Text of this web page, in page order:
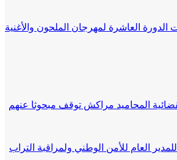
العاشرة لمهرجان الملحون والأغنية
المحاميد مراكش توقف مبحوثا عنهم
العام للأمن الوطني ولمراقبة التراب